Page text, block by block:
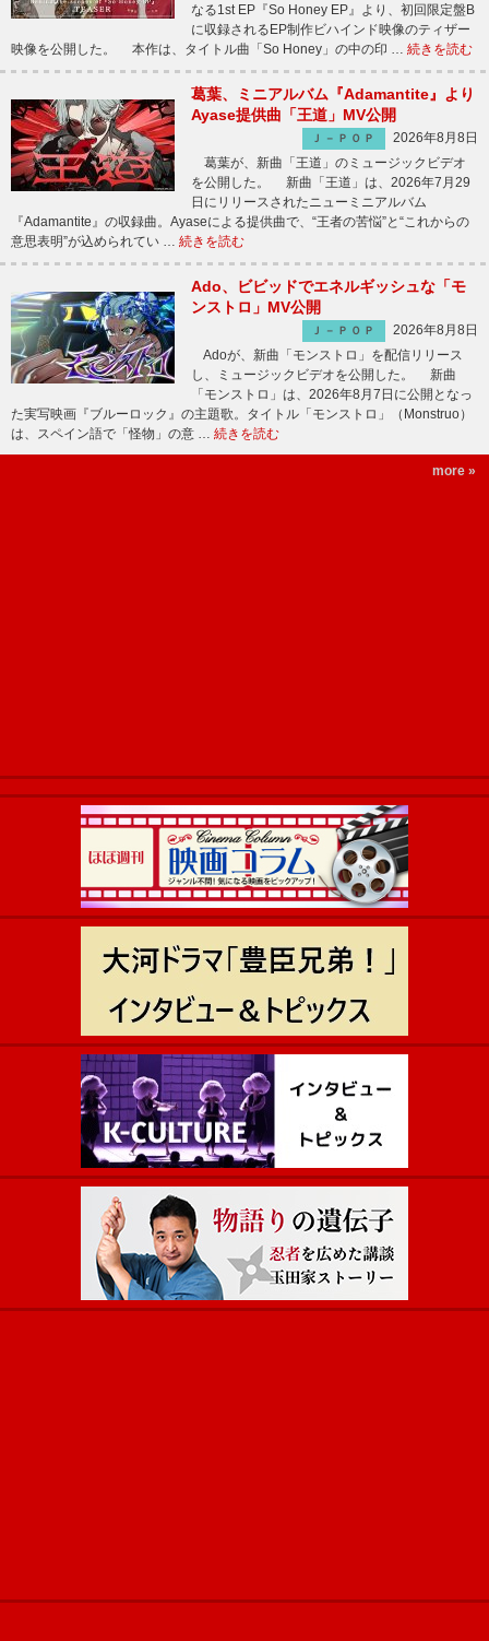
なる1st EP『So Honey EP』より、初回限定盤B
に収録されるEP制作ビハインド映像のティザー
映像を公開した。 本作は、タイトル曲「So Honey」の中の印 … 続きを読む
葛葉、ミニアルバム『Adamantite』より
Ayase提供曲「王道」MV公開
Ｊ－ＰＯＰ
2026年8月8日
葛葉が、新曲「王道」のミュージックビデオ
を公開した。 新曲「王道」は、2026年7月29
日にリリースされたニューミニアルバム
『Adamantite』の収録曲。Ayaseによる提供曲で、“王者の苦悩”と“これからの
意思表明”が込められてい … 続きを読む
Ado、ビビッドでエネルギッシュな「モ
ンストロ」MV公開
Ｊ－ＰＯＰ
2026年8月8日
Adoが、新曲「モンストロ」を配信リリース
し、ミュージックビデオを公開した。 新曲
「モンストロ」は、2026年8月7日に公開となっ
た実写映画『ブルーロック』の主題歌。タイトル「モンストロ」（Monstruo）
は、スペイン語で「怪物」の意 … 続きを読む
more »